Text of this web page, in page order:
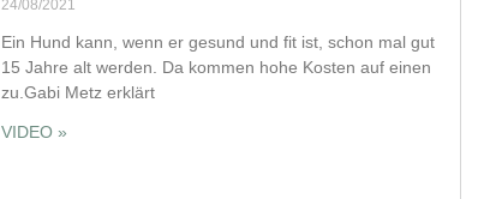
24/08/2021
Ein Hund kann, wenn er gesund und fit ist, schon mal gut
15 Jahre alt werden. Da kommen hohe Kosten auf einen
zu.Gabi Metz erklärt
VIDEO »